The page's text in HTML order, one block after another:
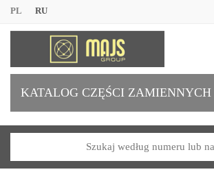
PL RU
KATALOG CZĘŚCI ZAMIENNYCH